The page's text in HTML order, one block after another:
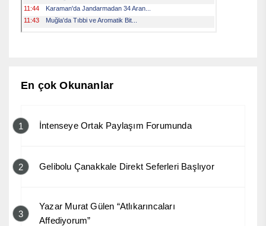
En çok Okunanlar
1 İntenseye Ortak Paylaşım Forumunda
2 Gelibolu Çanakkale Direkt Seferleri Başlıyor
3
Yazar Murat Gülen “Atlıkarıncaları
Affediyorum”